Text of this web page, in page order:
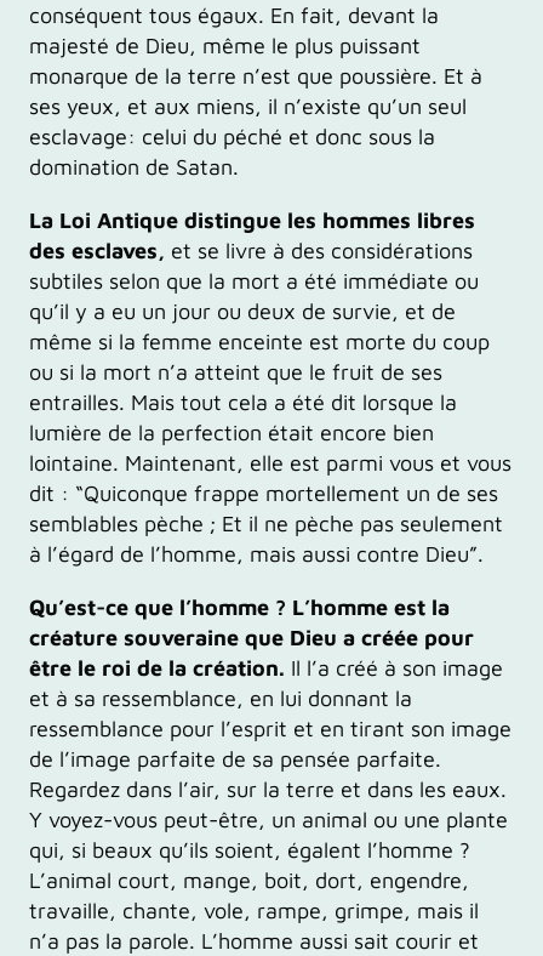
conséquent tous égaux. En fait, devant la
majesté de Dieu, même le plus puissant
monarque de la terre n’est que poussière. Et à
ses yeux, et aux miens, il n’existe qu’un seul
esclavage: celui du péché et donc sous la
domination de Satan.
La Loi Antique distingue les hommes libres
des esclaves, et se livre à des considérations
subtiles selon que la mort a été immédiate ou
qu’il y a eu un jour ou deux de survie, et de
même si la femme enceinte est morte du coup
ou si la mort n’a atteint que le fruit de ses
entrailles. Mais tout cela a été dit lorsque la
lumière de la perfection était encore bien
lointaine. Maintenant, elle est parmi vous et vous
dit : “Quiconque frappe mortellement un de ses
semblables pèche ; Et il ne pèche pas seulement
à l’égard de l’homme, mais aussi contre Dieu”.
Qu’est-ce que l’homme ? L’homme est la
créature souveraine que Dieu a créée pour
être le roi de la création. Il l’a créé à son image
et à sa ressemblance, en lui donnant la
ressemblance pour l’esprit et en tirant son image
de l’image parfaite de sa pensée parfaite.
Regardez dans l’air, sur la terre et dans les eaux.
Y voyez-vous peut-être, un animal ou une plante
qui, si beaux qu’ils soient, égalent l’homme ?
L’animal court, mange, boit, dort, engendre,
travaille, chante, vole, rampe, grimpe, mais il
n’a pas la parole. L’homme aussi sait courir et